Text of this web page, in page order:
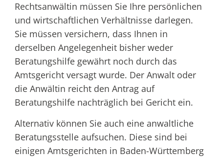
Rechtsanwältin müssen Sie Ihre persönlichen
und wirtschaftlichen Verhältnisse darlegen.
Sie müssen versichern, dass Ihnen in
derselben Angelegenheit bisher weder
Beratungshilfe gewährt noch durch das
Amtsgericht versagt wurde. Der Anwalt oder
die Anwältin reicht den Antrag auf
Beratungshilfe nachträglich bei Gericht ein.
Alternativ können Sie auch eine anwaltliche
Beratungsstelle aufsuchen. Diese sind bei
einigen Amtsgerichten in Baden-Württemberg